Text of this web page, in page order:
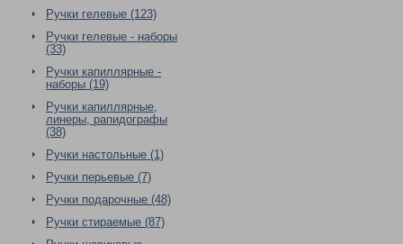
Ручки гелевые (123)
Ручки гелевые - наборы
(33)
Ручки капиллярные -
наборы (19)
Ручки капиллярные,
линеры, рапидографы
(38)
Ручки настольные (1)
Ручки перьевые (7)
Ручки подарочные (48)
Ручки стираемые (87)